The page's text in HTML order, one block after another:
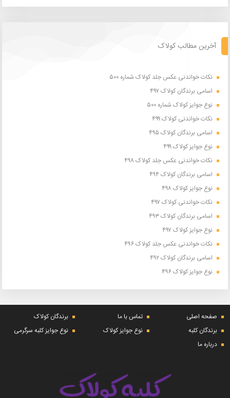
آخرین مطالب کولاک
نکات خواندنی عکس جلد کولاک شماره ۵۰۰
اسامی برندگان کولاک ۴۹۷
نوع جوایز کولاک شماره ۵۰۰
نکات خواندنی کولاک ۴۹۹
اسامی برندگان کولاک ۴۹۵
نوع جوایز کولاک ۴۹۹
نکات خواندنی عکس جلد کولاک ۴۹۸
اسامی برندگان کولاک ۴۹۴
نوع جوایز کولاک ۴۹۸
نکات خواندنی کولاک ۴۹۷
اسامی برندگان کولاک ۴۹۳
نوع جوایز کولاک ۴۹۷
نکات خواندنی عکس جلد کولاک ۴۹۶
اسامی برندگان کولاک ۴۹۲
نوع جوایز کولاک ۴۹۶
صفحه اصلی تماس با ما
برندگان کولاک
برندگان کلبه
نوع جوایز کولاک
نوع جوایز کلبه سرگرمی
درباره ما